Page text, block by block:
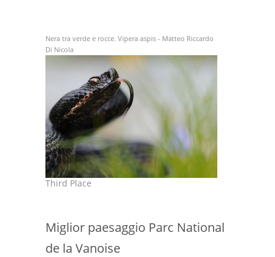
Nera tra verde e rocce. Vipera aspis - Matteo Riccardo
Di Nicola
Third Place
Miglior paesaggio Parc National
de la Vanoise